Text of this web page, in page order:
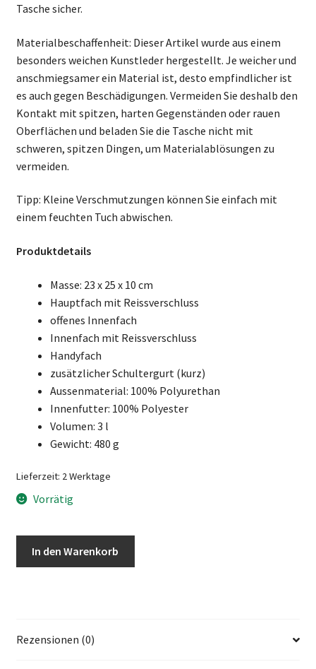
Tasche sicher.
Materialbeschaffenheit: Dieser Artikel wurde aus einem
besonders weichen Kunstleder hergestellt. Je weicher und
anschmiegsamer ein Material ist, desto empfindlicher ist
es auch gegen Beschädigungen. Vermeiden Sie deshalb den
Kontakt mit spitzen, harten Gegenständen oder rauen
Oberflächen und beladen Sie die Tasche nicht mit
schweren, spitzen Dingen, um Materialablösungen zu
vermeiden.
Tipp: Kleine Verschmutzungen können Sie einfach mit
einem feuchten Tuch abwischen.
Produktdetails
Masse: 23 x 25 x 10 cm
Hauptfach mit Reissverschluss
offenes Innenfach
Innenfach mit Reissverschluss
Handyfach
zusätzlicher Schultergurt (kurz)
Aussenmaterial: 100% Polyurethan
Innenfutter: 100% Polyester
Volumen: 3 l
Gewicht: 480 g
Lieferzeit: 2 Werktage
Vorrätig
In den Warenkorb
Rezensionen (0)